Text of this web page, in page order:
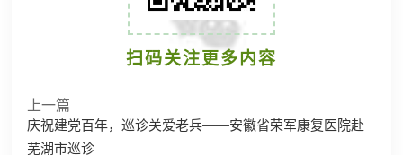
扫码关注更多内容
上一篇
庆祝建党百年，巡诊关爱老兵——安徽省荣军康复医院赴
芜湖市巡诊